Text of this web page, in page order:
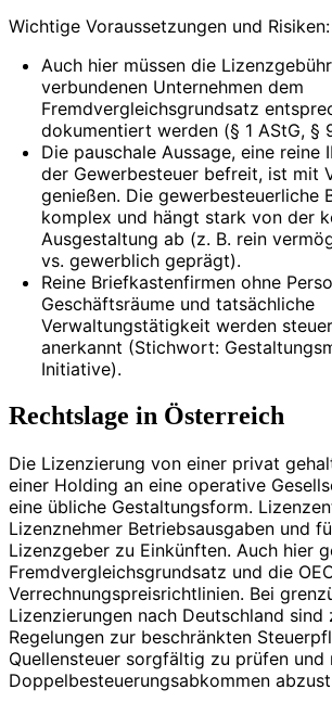
Wichtige Voraussetzungen und Risiken:
Auch hier müssen die
verbundenen Unternehmen dem
Fremdvergleichsgrundsatz
dokumentiert werden (§ 1 AStG, §
Die pauschale Aussage, eine reine
der Gewerbesteuer befreit, ist mit
genießen. Die gewerbesteuerliche
komplex und hängt stark von der
Ausgestaltung ab (z. B. rein
vs. gewerblich geprägt).
Reine Briefkastenfirmen ohne
Geschäftsräume und tatsächliche
Verwaltungstätigkeit werden
anerkannt (Stichwort:
Initiative).
Rechtslage in Österreich
Die Lizenzierung von einer privat
einer Holding an eine operative
eine übliche Gestaltungsform.
Lizenznehmer Betriebsausgaben und
Lizenzgeber zu Einkünften. Auch hier
Fremdvergleichsgrundsatz und die
Verrechnungspreisrichtlinien. Bei
Lizenzierungen nach Deutschland sind
Regelungen zur beschränkten
Quellensteuer sorgfältig zu prüfen und
Doppelbesteuerungsabkommen